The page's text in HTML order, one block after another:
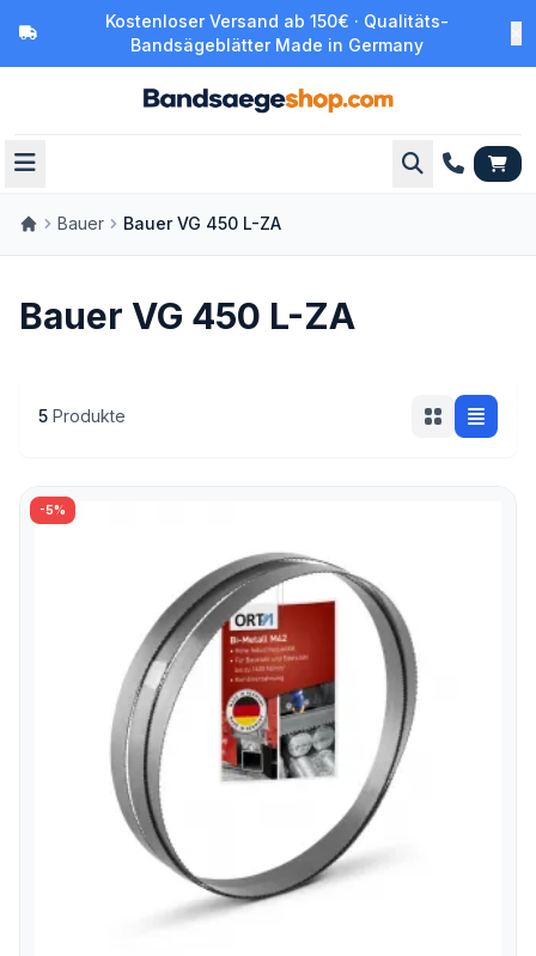
Kostenloser Versand ab 150€ · Qualitäts-
Bandsägeblätter Made in Germany
Bauer Bauer VG 450 L-ZA
Bauer VG 450 L-ZA
5 Produkte
-5%